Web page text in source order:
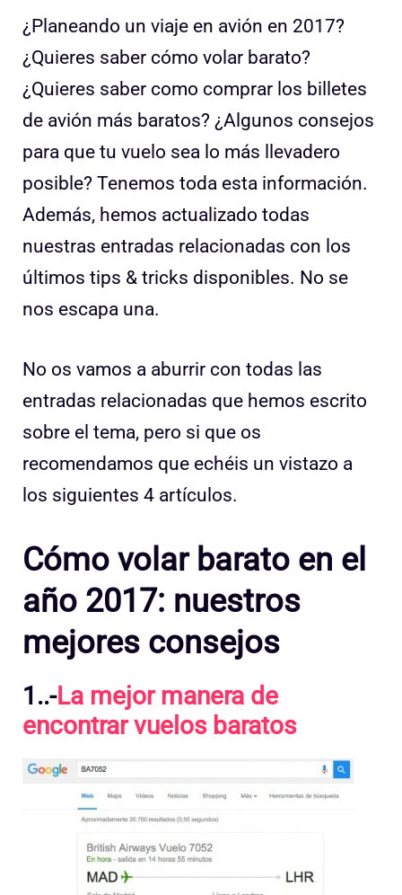
¿Planeando un viaje en avión en 2017?
¿Quieres saber cómo volar barato?
¿Quieres saber como comprar los billetes
de avión más baratos? ¿Algunos consejos
para que tu vuelo sea lo más llevadero
posible? Tenemos toda esta información.
Además, hemos actualizado todas
nuestras entradas relacionadas con los
últimos tips & tricks disponibles. No se
nos escapa una.
No os vamos a aburrir con todas las
entradas relacionadas que hemos escrito
sobre el tema, pero si que os
recomendamos que echéis un vistazo a
los siguientes 4 artículos.
Cómo volar barato en el
año 2017: nuestros
mejores consejos
1..-La mejor manera de
encontrar vuelos baratos